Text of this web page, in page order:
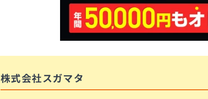
株式会社スガマタ